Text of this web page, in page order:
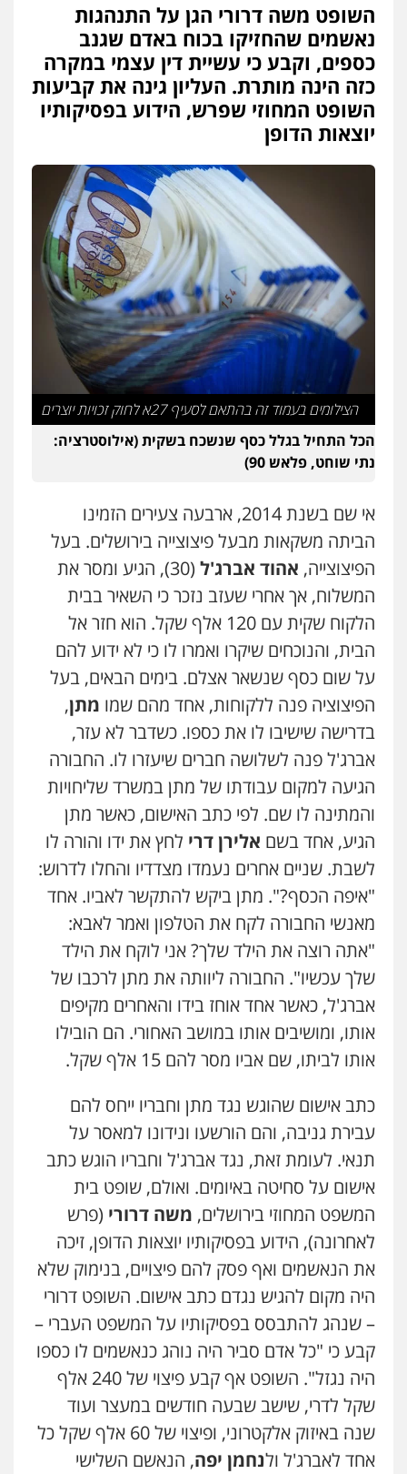
השופט משה דרורי הגן על התנהגות
נאשמים שהחזיקו בכוח באדם שגנב
כספים, וקבע כי עשיית דין עצמי במקרה
כזה הינה מותרת. העליון גינה את קביעות
השופט המחוזי שפרש, הידוע בפסיקותיו
יוצאות הדופן
הצילומים בעמוד זה בהתאם לסעיף 27א לחוק זכויות יוצרים
הכל התחיל בגלל כסף שנשכח בשקית (אילוסטרציה:
נתי שוחט, פלאש 90)
אי שם בשנת 2014, ארבעה צעירים הזמינו
הביתה משקאות מבעל פיצוצייה בירושלים. בעל
הפיצוצייה, אהוד אברג'ל
(30), הגיע ומסר את
המשלוח, אך אחרי שעזב נזכר כי השאיר בבית
הלקוח שקית עם 120 אלף שקל. הוא חזר אל
הבית, והנוכחים שיקרו ואמרו לו כי לא ידוע להם
על שום כסף שנשאר אצלם. בימים הבאים, בעל
הפיצוציה פנה ללקוחות, אחד מהם שמו מתן,
בדרישה שישיבו לו את כספו. כשדבר לא עזר,
אברג'ל פנה לשלושה חברים שיעזרו לו. החבורה
הגיעה למקום עבודתו של מתן במשרד שליחויות
והמתינה לו שם. לפי כתב האישום, כאשר מתן
הגיע, אחד בשם אלירן דרי לחץ את ידו והורה לו
לשבת. שניים אחרים נעמדו מצדדיו והחלו לדרוש:
"איפה הכסף?". מתן ביקש להתקשר לאביו. אחד
מאנשי החבורה לקח את הטלפון ואמר לאבא:
"אתה רוצה את הילד שלך? אני לוקח את הילד
שלך עכשיו". החבורה ליוותה את מתן לרכבו של
אברג'ל, כאשר אחד אוחז בידו והאחרים מקיפים
אותו, ומושיבים אותו במושב האחורי. הם הובילו
אותו לביתו, שם אביו מסר להם 15 אלף שקל.
כתב אישום שהוגש נגד מתן וחבריו ייחס להם
עבירת גניבה, והם הורשעו ונידונו למאסר על
תנאי. לעומת זאת, נגד אברג'ל וחבריו הוגש כתב
אישום על סחיטה באיומים. ואולם, שופט בית
המשפט המחוזי בירושלים, משה דרורי (פרש
לאחרונה), הידוע בפסיקותיו יוצאות הדופן, זיכה
את הנאשמים ואף פסק להם פיצויים, בנימוק שלא
היה מקום להגיש נגדם כתב אישום. השופט דרורי
– שנהג להתבסס בפסיקותיו על המשפט העברי –
קבע כי "כל אדם סביר היה נוהג כנאשמים לו כספו
היה נגזל". השופט אף קבע פיצוי של 240 אלף
שקל לדרי, שישב שבעה חודשים במעצר ועוד
שנה באיזוק אלקטרוני, ופיצוי של 60 אלף שקל כל
אחד לאברג'ל ולנחמן יפה, הנאשם השלישי